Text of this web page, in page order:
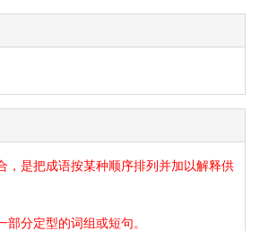
，是把成语按某种顺序排列并加以解释供
部分定型的词组或短句。